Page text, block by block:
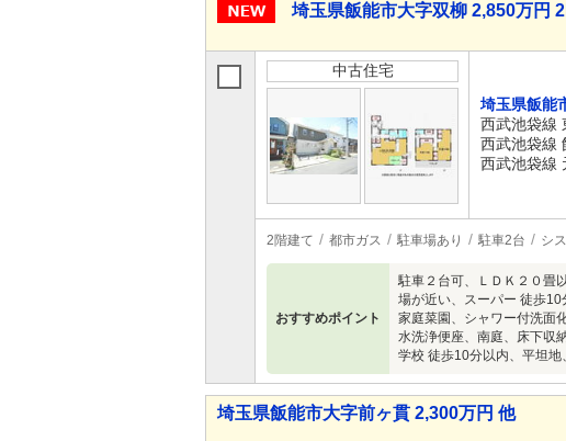
埼玉県飯能市大字双柳 2,850万円
中古住宅
埼玉県飯能
西武池袋線
西武池袋線
西武池袋線
2階建て 都市ガス 駐車場あり 駐車2台 シ
おすすめポイント
駐車２台可、ＬＤＫ２０畳
場が近い、スーパー 徒歩10
家庭菜園、シャワー付洗面
水洗浄便座、南庭、床下収
学校 徒歩10分以内、平坦
埼玉県飯能市大字前ヶ貫 2,300万円 他